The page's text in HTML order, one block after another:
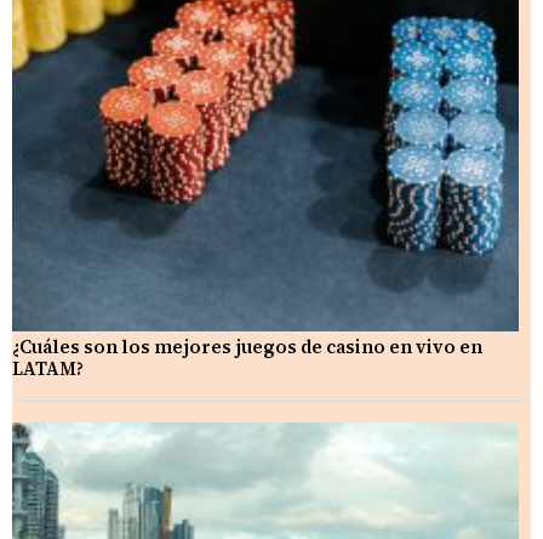
¿Cuáles son los mejores juegos de casino en vivo en
LATAM?